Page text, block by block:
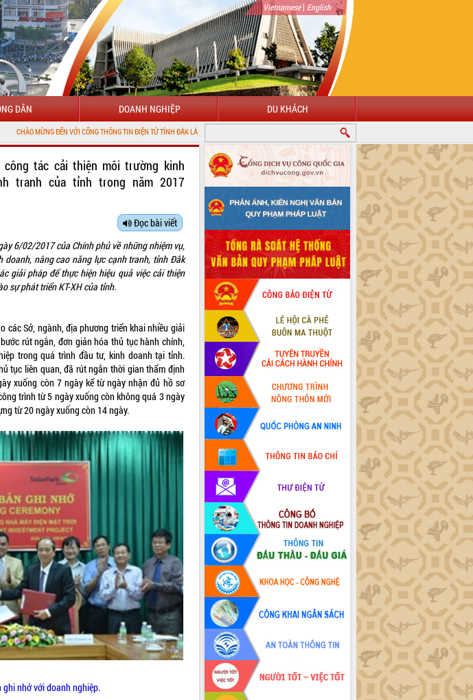
Vietnamese| English
DÂN DOANH NGHIỆP DU KHÁCH
CỔNG THÔNG TIN ĐIỆN TỬ TỈNH ĐẮK LẮK
tác cải thiện môi trường kinh
tranh của tỉnh trong năm 2017
Đọc bài viết
6/02/2017 của Chính phủ về những nhiệm vụ,
doanh, nâng cao năng lực cạnh tranh, tỉnh Đắk
giải pháp để thực hiện hiệu quả việc cải thiện
sự phát triển KT-XH của tỉnh.
các Sở, ngành, địa phương triển khai nhiều giải
rút ngắn, đơn giản hóa thủ tục hành chính,
trong quá trình đầu tư, kinh doanh tại tỉnh.
tục liên quan, đã rút ngắn thời gian thẩm định
xuống còn 7 ngày kể từ ngày nhận đủ hồ sơ
trình từ 5 ngày xuống còn không quá 3 ngày
từ 20 ngày xuống còn 14 ngày.
ghi nhớ với doanh nghiệp.